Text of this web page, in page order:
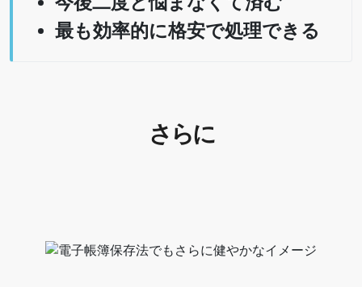
最も効率的に格安で処理できる
さらに